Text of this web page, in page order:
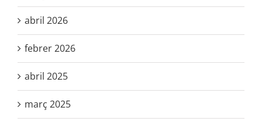
abril 2026
febrer 2026
abril 2025
març 2025